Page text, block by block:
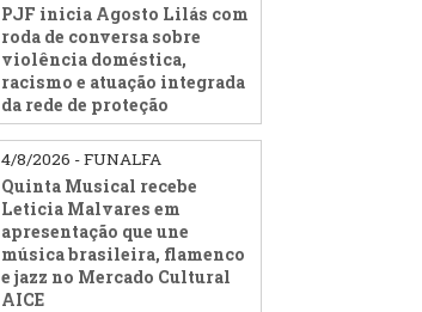
PJF inicia Agosto Lilás com
roda de conversa sobre
violência doméstica,
racismo e atuação integrada
da rede de proteção
4/8/2026 - FUNALFA
Quinta Musical recebe
Leticia Malvares em
apresentação que une
música brasileira, flamenco
e jazz no Mercado Cultural
AICE